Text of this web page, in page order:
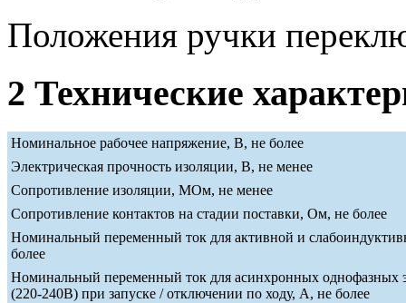
Положения ручки
2 Технические
Номинальное рабочее напряжение, В, не более
Электрическая прочность изоляции, В, не менее
Сопротивление изоляции, МОм, не менее
Сопротивление контактов на стадии поставки, Ом, не более
Номинальный переменный ток для активной и
более
Номинальный переменный ток для асинхронных однофазных
(220-240В) при запуске / отключении по ходу, А, не более